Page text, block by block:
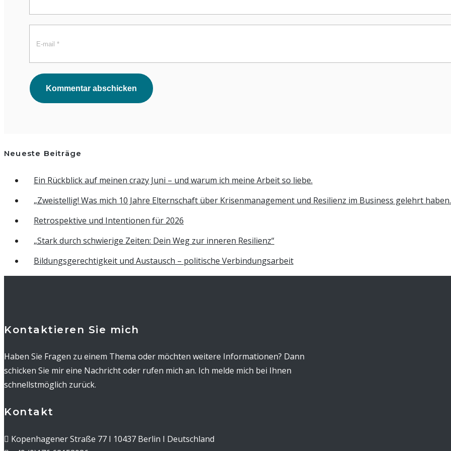
Kommentar abschicken
Neueste Beiträge
Ein Rückblick auf meinen crazy Juni – und warum ich meine Arbeit so liebe.
„Zweistellig! Was mich 10 Jahre Elternschaft über Krisenmanagement und Resilienz im Business gelehrt
Retrospektive und Intentionen für 2026
„Stark durch schwierige Zeiten: Dein Weg zur inneren Resilienz“
Bildungsgerechtigkeit und Austausch – politische Verbindungsarbeit
Kontaktieren Sie mich
Haben Sie Fragen zu einem Thema oder möchten weitere Informationen? Dann
schicken Sie mir eine Nachricht oder rufen mich an. Ich melde mich bei Ihnen
schnellstmöglich zurück.
Kontakt
Kopenhagener Straße 77 I 10437 Berlin I Deutschland